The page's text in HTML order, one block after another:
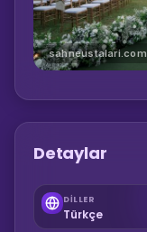
sahneustalari.com
Detaylar
DILLER
Türkçe